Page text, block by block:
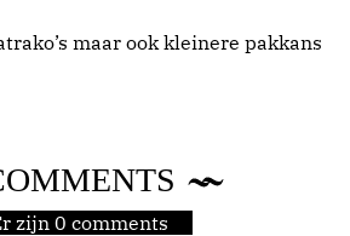
maar ook kleinere pakkans
zijn 0 comments